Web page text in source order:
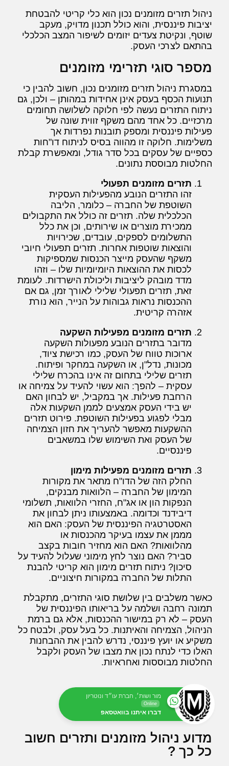
ניהול תזרים מזומנים נכון הוא כלי קריטי להבטחת
יציבות פיננסית, והוא כולל תכנון מדויק, מעקב
שוטף, ונקיטת צעדים יזומים לשיפור המצב הכלכלי
בהתאם לצרכי העסק.
מספר סוגי תזרימי מזומנים
במסגרת ניהול תזרים מזומנים נכון, חשוב להבין כי
תנועות הכסף בעסק אינן אחידות במהותן – ולכן, גם
ניתוח התזרים נעשה לפי חלוקה לשלושה תחומים
מרכזיים. כל אחד מהם משקף זווית שונה של
פעילות פיננסית ומספק תובנות נפרדות אך
משלימות. חלוקה זו מהווה בסיס לניתוח דו"חות
כספיים של עסקים בכל סדר גודל, ומאפשרת קבלת
החלטות מבוססת נתונים.
תזרים מזומנים תפעולי
זהו התזרים הנובע מהפעילות העסקית
השוטפת של החברה – כלומר, הליבה
הכלכלית שלה. תזרים זה כולל את התקבולים
ממכירת מוצרים או שירותים, וכן את כלל
התשלומים לספקים, עובדים, שכירויות
והוצאות שוטפות אחרות. תזרים תפעולי חיובי
משקף שהעסק מייצר הכנסות שמספיקות
לכסות את ההוצאות היומיומיות שלו – וזהו
מדד מובהק ליציבות וליכולת הישרדות. לעומת
זאת, תזרים תפעולי שלילי לאורך זמן, גם אם
ההכנסות נראות גבוהות על הנייר, הוא נורת
אזהרה קריטית.
תזרים מזומנים מפעילות השקעה
מדובר בתזרים הנובע מפעולות השקעה
ארוכות טווח של העסק, כמו רכישת ציוד,
מכונות, נדל"ן, או השקעה במחקר ופיתוח.
תזרים שלילי בתחום זה אינו בהכרח שלילי
עסקית – להפך: הוא עשוי להעיד על צמיחה או
הרחבת פעילות. אך במקביל, יש לבחון האם
יש בידי העסק אמצעים לממן השקעות אלה
מבלי לפגוע בפעילות השוטפת. פירוט תזרים
ההשקעות מאפשר להעריך את חזון הצמיחה
של העסק ואת השימוש שלו במשאבים
פיננסיים.
תזרים מזומנים מפעילות מימון
החלק הזה של הדו"ח מתאר את מקורות
המימון של החברה – הלוואות מבנקים,
הנפקות הון או אג"ח, החזרי הלוואות, תשלומי
דיבידנד וכדומה. באמצעותו ניתן לבחון את
האסטרטגיה הפיננסית של העסק: האם הוא
מממן את עצמו בעיקר מהכנסות או
מהלוואות? האם הוא מחזיר חובות בקצב
סביר? האם נוצר לחץ מימוני שעלול להעיד על
סיכון? ניתוח תזרים מימון הוא קריטי להבנת
התלות של החברה במקורות חיצוניים.
כאשר משלבים בין שלושת סוגי התזרים, מתקבלת
תמונה רחבה ושלמה על בריאותו הפיננסית של
העסק – לא רק במישור ההכנסות, אלא גם ברמת
הניהול, הצמיחה והאיתנות. כל בעל עסק, ולבטח כל
משקיע או יועץ פיננסי, נדרש להבין את ההבחנות
האלו כדי לנתח נכון את מצבו של העסק ולקבל
החלטות מבוססות ואחראיות.
מור ושות׳, חברת עו״ד ונוטריון
Online
דברו איתנו בוואטסאפ
מדוע ניהול מזומנים ותזרים חשוב
כל כך ?